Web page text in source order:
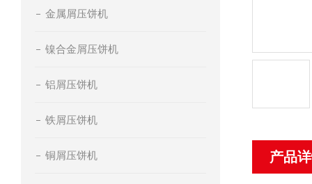
金属屑压饼机
镍合金屑压饼机
铝屑压饼机
铁屑压饼机
铜屑压饼机 产品